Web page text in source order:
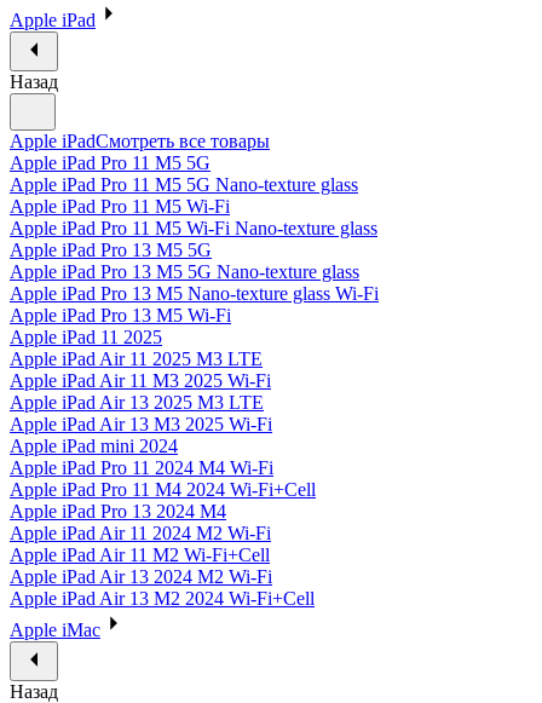
Apple iPad
Назад
Apple iPadСмотреть все товары
Apple iPad Pro 11 M5 5G
Apple iPad Pro 11 M5 5G Nano-texture glass
Apple iPad Pro 11 M5 Wi-Fi
Apple iPad Pro 11 M5 Wi-Fi Nano-texture glass
Apple iPad Pro 13 M5 5G
Apple iPad Pro 13 M5 5G Nano-texture glass
Apple iPad Pro 13 M5 Nano-texture glass Wi-Fi
Apple iPad Pro 13 M5 Wi-Fi
Apple iPad 11 2025
Apple iPad Air 11 2025 M3 LTE
Apple iPad Air 11 M3 2025 Wi-Fi
Apple iPad Air 13 2025 M3 LTE
Apple iPad Air 13 M3 2025 Wi-Fi
Apple iPad mini 2024
Apple iPad Pro 11 2024 M4 Wi-Fi
Apple iPad Pro 11 M4 2024 Wi-Fi+Cell
Apple iPad Pro 13 2024 M4
Apple iPad Air 11 2024 M2 Wi-Fi
Apple iPad Air 11 M2 Wi-Fi+Cell
Apple iPad Air 13 2024 M2 Wi-Fi
Apple iPad Air 13 M2 2024 Wi-Fi+Cell
Apple iMac
Назад